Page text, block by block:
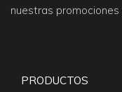
nuestras
PRODUCTOS